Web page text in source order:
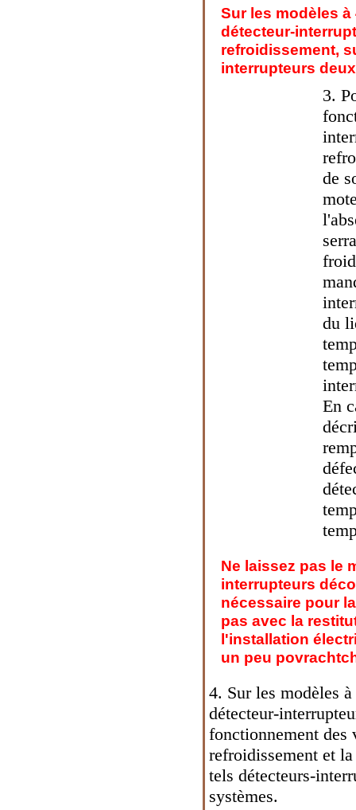
Sur les modèles
détecteur-
refroidissement,
interrupteurs
3.
de
du
En
Ne laissez pas le
interrupteurs
nécessaire pour
pas avec la
l'installation
un peu
4. Sur les modèles
détecteur-
fonctionnement des
refroidissement et
tels détecteurs-
systèmes.